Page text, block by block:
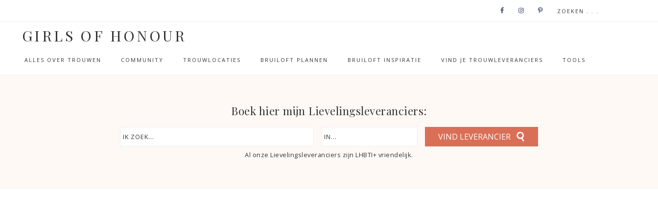
GIRLS OF HONOUR
ALLES OVER TROUWEN COMMUNITY TROUWLOCATIES BRUILOFT PLANNEN BRUILOFT INSPIRATIE VIND JE TROUWLEVERANCIERS TOOLS
Boek hier mijn Lievelingsleveranciers:
VIND LEVERANCIER
Al onze Lievelingsleveranciers zijn LHBTI+ vriendelijk.